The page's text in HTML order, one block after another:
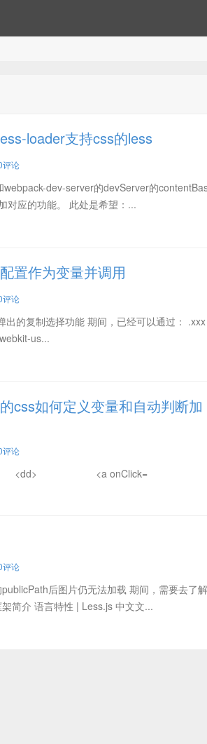
loader支持css的less
评论
dev-server的devServer的
对应的功能。 此处是希望：...
置作为变量并调用
评论
的复制选择功能 期间，已经可以通过：
us...
css如何定义变量和自动判断加
评论
<dd> <a onClick=
评论
后图片仍无法加载 期间，需要去了
简介 语言特性 | Less.js 中文文...